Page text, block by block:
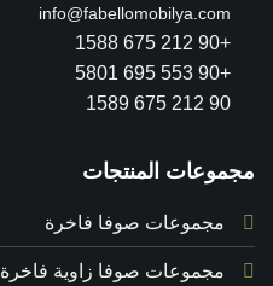
info@fabellomobilya.com
+90 212 675 1588
+90 553 695 5801
90 212 675 1589
مجموعات المنتجات
مجموعات صوفا فاخرة
مجموعات صوفا زاوية فاخرة